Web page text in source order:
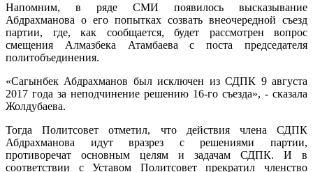
Напомним, в ряде СМИ появилось высказывание
Абдрахманова о его попытках созвать внеочередной съезд
партии, где, как сообщается, будет рассмотрен вопрос
смещения Алмазбека Атамбаева с поста председателя
политобъединения.
«Сагынбек Абдрахманов был исключен из СДПК 9 августа
2017 года за неподчинение решению 16-го съезда», - сказала
Жолдубаева.
Тогда Политсовет отметил, что действия члена СДПК
Абдрахманова идут вразрез с решениями партии,
противоречат основным целям и задачам СДПК. И в
соответствии с Уставом Политсовет прекратил членство